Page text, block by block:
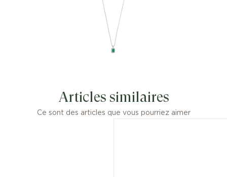
Articles similaires
Ce sont des articles que vous pourriez aimer